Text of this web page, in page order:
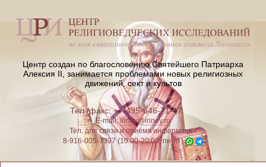
Центр создан по благословению Святейшего Патриарха
Алексия II, занимается проблемами новых религиозных
движений, сект и культов
Тел./факс: +7-495-646-71-47
E-mail:iriney@iriney.ru
Тел. для связи и приёма информации
8-916-005-7397 (10:00-20:00, пн-пт)